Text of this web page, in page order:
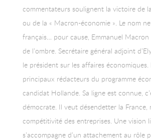
commentateurs soulignent la victoire de
ou de la « Macron-économie ». Le nom
français… pour cause, Emmanuel
de l’ombre. Secrétaire général adjoint
le président sur les affaires économiques.
principaux rédacteurs du programme
candidat Hollande. Sa ligne est connue,
démocrate. Il veut désendetter la France,
compétitivité des entreprises. Une vision
s’accompagne d’un attachement au rôle